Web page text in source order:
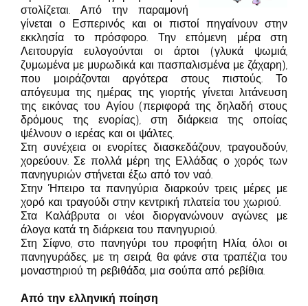
στολίζεται. Από την παραμονή
γίνεται ο Εσπερινός και οι πιστοί πηγαίνουν στην
εκκλησία το πρόσφορο. Την επόμενη μέρα στη
Λειτουργία ευλογούνται οι άρτοι (γλυκά ψωμιά,
ζυμωμένα με μυρωδικά και πασπαλισμένα με ζάχαρη),
που μοιράζονται αργότερα στους πιστούς. Το
απόγευμα της ημέρας της γιορτής γίνεται λιτάνευση
της εικόνας του Αγίου (περιφορά της δηλαδή στους
δρόμους της ενορίας), στη διάρκεια της οποίας
ψέλνουν ο ιερέας και οι ψάλτες.
Στη συνέχεια οι ενορίτες διασκεδάζουν, τραγουδούν,
χορεύουν. Σε πολλά μέρη της Ελλάδας ο χορός των
πανηγυριών στήνεται έξω από τον ναό.
Στην Ήπειρο τα πανηγύρια διαρκούν τρεις μέρες με
χορό και τραγούδι στην κεντρική πλατεία του χωριού.
Στα Καλάβρυτα οι νέοι διοργανώνουν αγώνες με
άλογα κατά τη διάρκεια του πανηγυριού.
Στη Σίφνο, στο πανηγύρι του προφήτη Ηλία, όλοι οι
πανηγυράδες, με τη σειρά, θα φάνε στα τραπέζια του
μοναστηριού τη ρεβιθάδα, μια σούπα από ρεβίθια.
Από την ελληνική ποίηση